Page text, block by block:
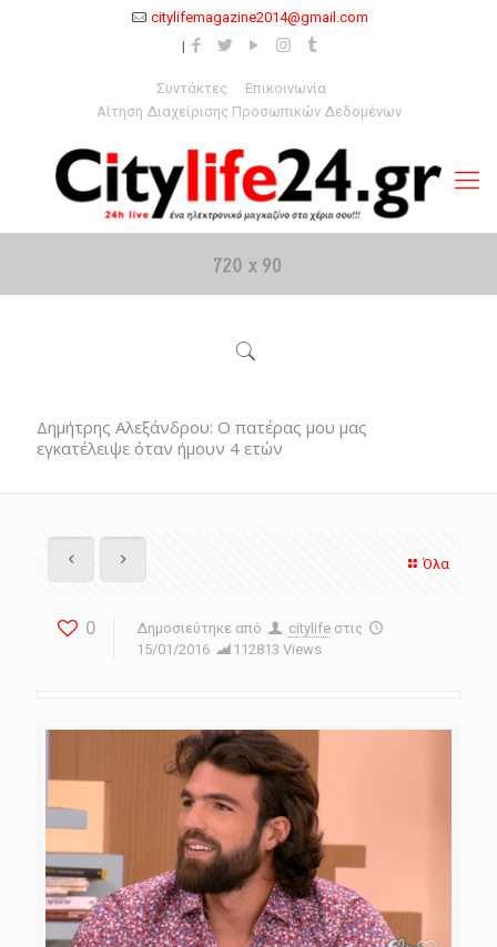
citylifemagazine2014@gmail.com
Συντάκτες
Επικοινωνία
Αίτηση Διαχείρισης Προσωπικών Δεδομένων
Δημήτρης Αλεξάνδρου: Ο πατέρας μου μας
εγκατέλειψε όταν ήμουν 4 ετών
Όλα
0 Δημοσιεύτηκε από citylife στις
15/01/2016
112813 Views